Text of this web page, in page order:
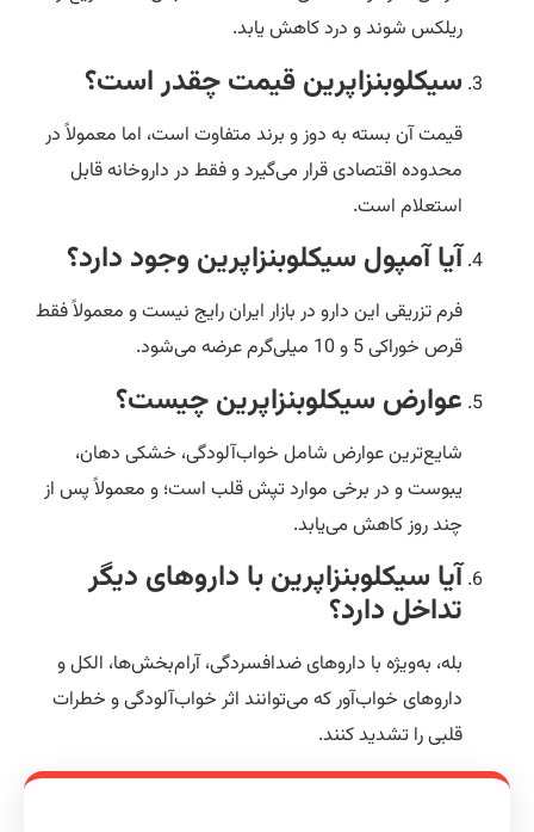
ریلکس شوند و درد کاهش یابد.
سیکلوبنزاپرین قیمت چقدر است؟
قیمت آن بسته به دوز و برند متفاوت است، اما معمولاً در
محدوده اقتصادی قرار می‌گیرد و فقط در داروخانه قابل
استعلام است.
آیا آمپول سیکلوبنزاپرین وجود دارد؟
فرم تزریقی این دارو در بازار ایران رایج نیست و معمولاً فقط
قرص خوراکی 5 و 10 میلی‌گرم عرضه می‌شود.
عوارض سیکلوبنزاپرین چیست؟
شایع‌ترین عوارض شامل خواب‌آلودگی، خشکی دهان،
یبوست و در برخی موارد تپش قلب است؛ و معمولاً پس از
چند روز کاهش می‌یابد.
آیا سیکلوبنزاپرین با داروهای دیگر
تداخل دارد؟
بله، به‌ویژه با داروهای ضدافسردگی، آرام‌بخش‌ها، الکل و
داروهای خواب‌آور که می‌توانند اثر خواب‌آلودگی و خطرات
قلبی را تشدید کنند.